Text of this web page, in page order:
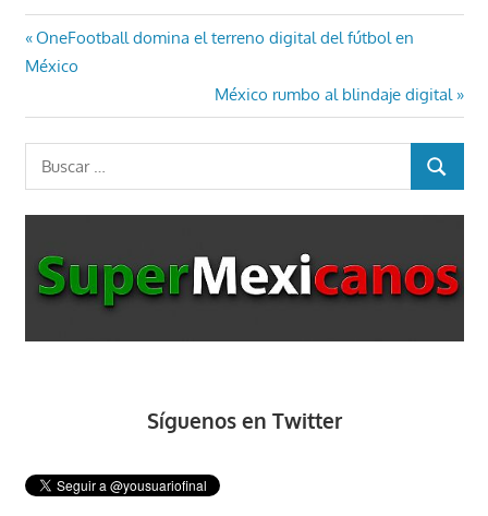
Navegación
entradas
Entrada
anterior:
OneFootball domina el terreno digital del fútbol en
México
Entrada
siguiente:
México rumbo al blindaje digital
Buscar:
BUSCAR
Síguenos en Twitter